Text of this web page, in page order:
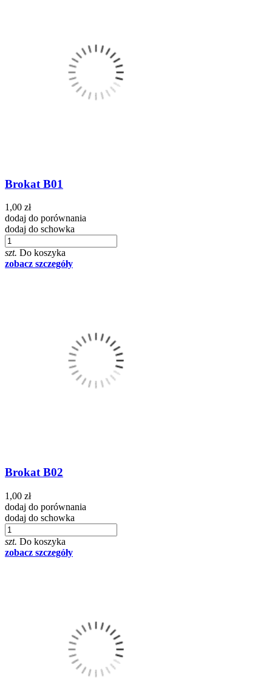
Brokat B01
1,00 zł
dodaj do porównania
dodaj do schowka
szt. Do koszyka
zobacz szczegóły
Brokat B02
1,00 zł
dodaj do porównania
dodaj do schowka
szt. Do koszyka
zobacz szczegóły